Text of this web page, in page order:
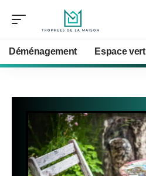
Déménagement Espace vert